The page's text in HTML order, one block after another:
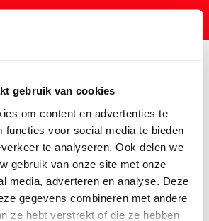
gebruik van cookies
om content en advertenties te
functies voor social media te bieden
te analyseren. Ook delen we
gebruik van onze site met onze
media, adverteren en analyse. Deze
gegevens combineren met andere
ze hebt verstrekt of die ze hebben
account
Zuivel, Boter & Eieren Danio-
niet kunnen vinden.